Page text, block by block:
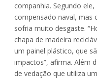
companhia. Segundo
compensado naval,
sofria muito desgaste.
chapa de madeira
um painel plástico, que
impactos”, afirma. Além
de vedação que utiliza